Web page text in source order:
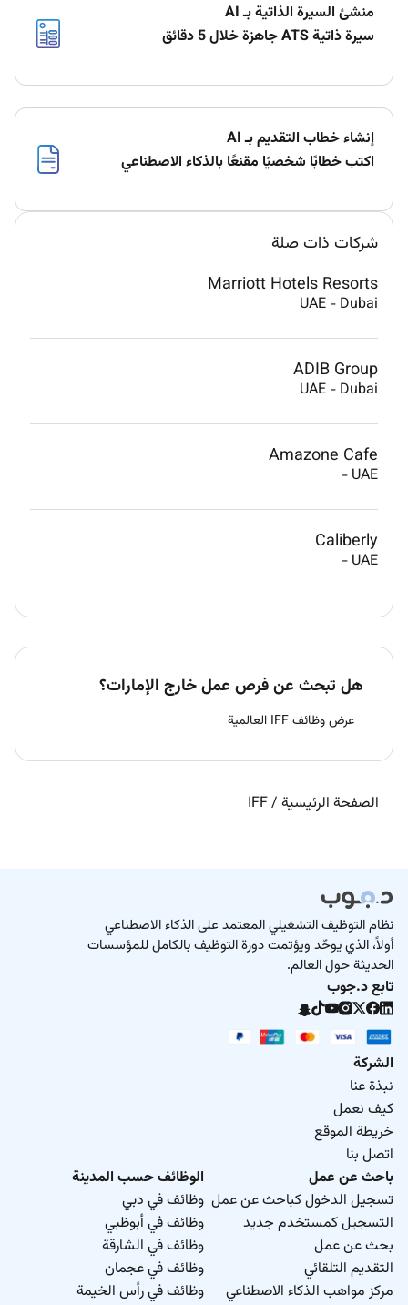
منشئ السيرة الذاتية بـ AI
سيرة ذاتية ATS جاهزة خلال 5 دقائق
إنشاء خطاب التقديم بـ AI
اكتب خطابًا شخصيًا مقنعًا بالذكاء الاصطناعي
شركات ذات صلة
Marriott Hotels Resorts
UAE - Dubai
ADIB Group
UAE - Dubai
Amazone Cafe
UAE
-
Caliberly
UAE
-
هل تبحث عن فرص عمل خارج الإمارات؟
عرض وظائف IFF العالمية
الصفحة الرئيسية /
IFF
نظام التوظيف التشغيلي المعتمد على الذكاء الاصطناعي
أولاً، الذي يوحّد ويؤتمت دورة التوظيف بالكامل للمؤسسات
الحديثة حول العالم.
تابع د.جوب
الشركة
نبذة عنا
كيف نعمل
خريطة الموقع
اتصل بنا
باحث عن عمل
تسجيل الدخول كباحث عن عمل
التسجيل كمستخدم جديد
بحث عن عمل
التقديم التلقائي
مركز مواهب الذكاء الاصطناعي
الوظائف حسب المدينة
وظائف في دبي
وظائف في أبوظبي
وظائف في الشارقة
وظائف في عجمان
وظائف في رأس الخيمة